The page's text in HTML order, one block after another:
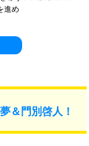
進め
＆門別啓人！